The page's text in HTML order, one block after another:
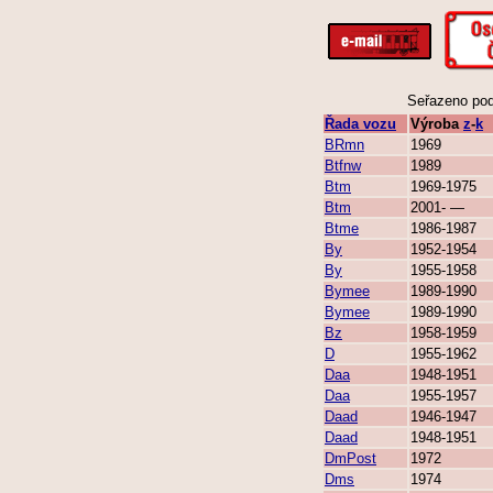
Seřazeno
Řada vozu
Výroba z-k
BRmn
1969
Btfnw
1989
Btm
1969-1975
Btm
2001- —
Btme
1986-1987
By
1952-1954
By
1955-1958
Bymee
1989-1990
Bymee
1989-1990
Bz
1958-1959
D
1955-1962
Daa
1948-1951
Daa
1955-1957
Daad
1946-1947
Daad
1948-1951
DmPost
1972
Dms
1974